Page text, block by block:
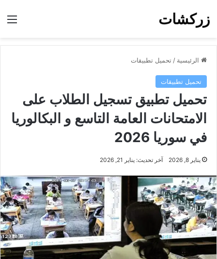
زركشات
الرئيسية / تحميل تطبيقات
تحميل تطبيقات
تحميل تطبيق تسجيل الطلاب على
الامتحانات العامة التاسع و البكالوريا
في سوريا 2026
يناير 8, 2026 آخر تحديث: يناير 21, 2026